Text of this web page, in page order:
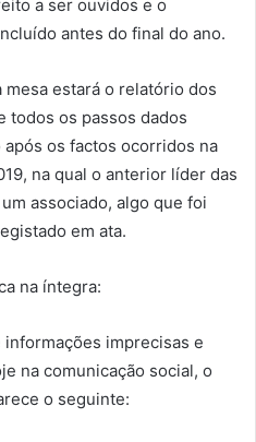
a ser ouvidos e o
antes do final do ano.
estará o relatório dos
todos os passos dados
os factos ocorridos na
na qual o anterior líder das
associado, algo que foi
em ata.
na íntegra:
informações imprecisas e
na comunicação social, o
o seguinte: